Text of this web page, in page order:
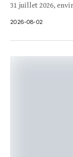
31 juillet 2026,
2026-08-02